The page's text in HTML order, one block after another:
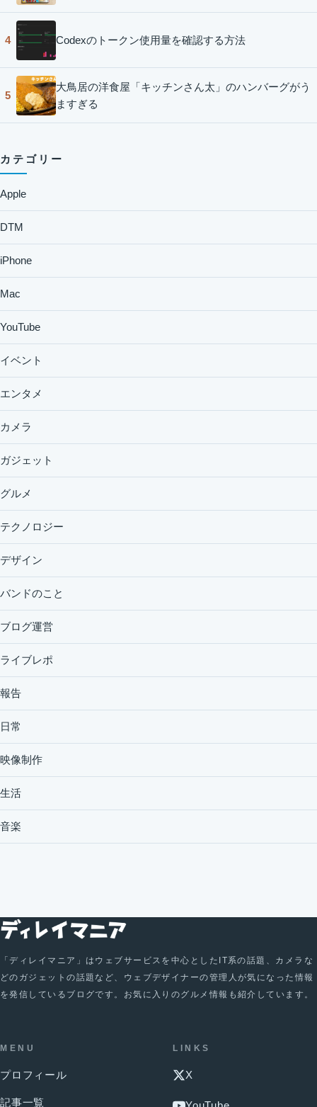
4 Codexのトークン使用量を確認する方法
5
大鳥居の洋食屋「キッチンさん太」のハンバーグがう
ますぎる
カテゴリー
Apple
DTM
iPhone
Mac
YouTube
イベント
エンタメ
カメラ
ガジェット
グルメ
テクノロジー
デザイン
バンドのこと
ブログ運営
ライブレポ
報告
日常
映像制作
生活
音楽
「ディレイマニア」はウェブサービスを中心としたIT系の話題、カメラな
どのガジェットの話題など、ウェブデザイナーの管理人が気になった情報
を発信しているブログです。お気に入りのグルメ情報も紹介しています。
MENU
プロフィール
記事一覧
LINKS
X